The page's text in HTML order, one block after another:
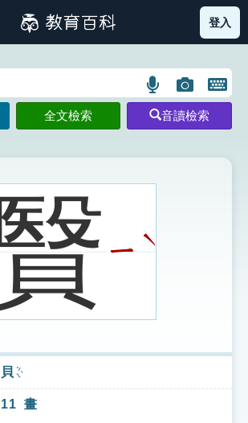
筆畫索引圖示 部首索引表圖示
登入
語
言
搜
示
圖
片
搜
開
鍵
圖
全文檢索 音讀檢索
ㄧ ˋ
貝 ㄅㄟˋ
11 畫